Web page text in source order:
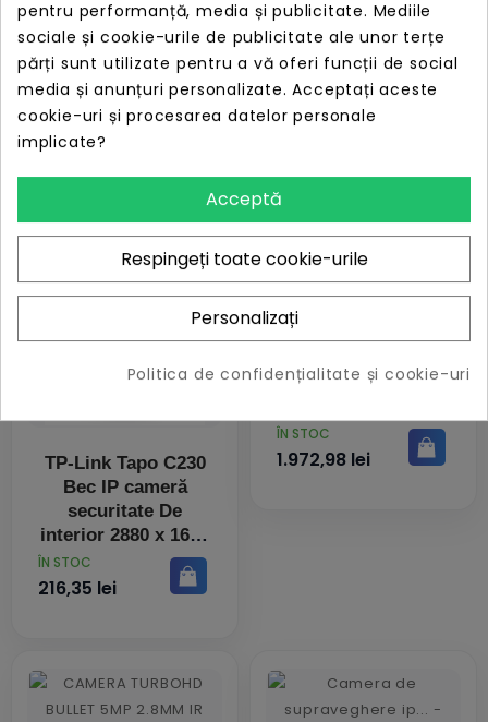
tp-link ip66 dist. ir
30 m tip lentila fixa
4 mm 3 mpx rj-45 +
wireless microfon
carcasa plastic slot
sd car
PRET
ÎN STOC
229,42 lei
Camera securitate
IP TP-Link Tapo
C220, 2K 4MP QHD,
de interior, night
vision, rotatie 360º,
PRET
ÎN STOC
TP-Link Tapo C230
Bec IP cameră
securitate De
interior 2880 x 1620
Pixel Tavan/Birou
PRET
ÎN STOC
216,35 lei
bullet 4mp
2cd2646g2ht-
izs(2.8-12mm)(ef)
PRET
ÎN STOC
1.972,98 lei
pentru performanță, media și publicitate. Mediile
sociale și cookie-urile de publicitate ale unor terțe
părți sunt utilizate pentru a vă oferi funcții de social
media și anunțuri personalizate. Acceptați aceste
cookie-uri și procesarea datelor personale
implicate?
Acceptă
Respingeți toate cookie-urile
Personalizați
Politica de confidențialitate și cookie-uri